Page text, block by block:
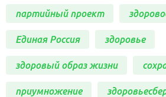
партийный проект
Единая Россия здоровье
здоровый образ жизни
приумножение